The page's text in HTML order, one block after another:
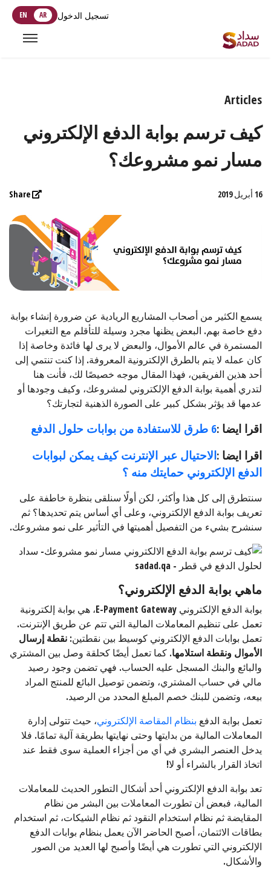
تسجيل الدخول EN AR
Articles
كيف ترسم بوابة الدفع الإلكتروني
مسار نمو مشروعك؟
16 أبريل 2019 Share
يسمع الكثير من أصحاب المشاريع الريادية عن ضرورة إنشاء بوابة
دفع خاصة بهم. البعض يظنها مجرد وسيلة للتأقلم مع التغيرات
المستمرة في عالم الأموال، والبعض لا يرى لها فائدة وخاصة إذا
كان عمله لا يتم بالطرق الإلكترونية المعروفة. إذا كنت تنتمي إلى
أحد هذين الفريقين، فهذا المقال موجه خصيصًا لك، فأنت هنا
لتدري أهمية بوابة الدفع الإلكتروني لمشروعك، وكيف وجودها أو
عدمها قد يؤثر بشكل كبير على الصورة الذهنية لتجارتك؟
اقرا ايضا :6 طرق للاستفادة من بوابات حلول الدفع
اقرا ايضا :الاحتيال عبر الإنترنت كيف يمكن لبوابات
الدفع الإلكتروني حمايتك منه ؟
سنتطرق إلى كل هذا وأكثر، لكن أولًا سنلقى بنظرة خاطفة على
تعريف بوابة الدفع الإلكتروني، وعلى أي أساس يتم تحديدها؟ ثم
سنشرح بشيء من التفصيل أهميتها في التأثير على نمو مشروعك.
ماهي بوابة الدفع الإلكتروني؟
بوابة الدفع الإلكتروني E-Payment Gateway، هي بوابة إلكترونية
تعمل على تنظيم المعاملات المالية التي تتم عن طريق الإنترنت.
تعمل بوابات الدفع الإلكتروني كوسيط بين نقطتين: نقطة إرسال
الأموال ونقطة استلامها. كما تعمل أيضًا كحلقة وصل بين المشتري
والبائع والبنك المسجل عليه الحساب. فهي تضمن وجود رصيد
مالي في حساب المشتري، وتضمن توصيل البائع للمنتج المراد
بيعه، وتضمن للبنك خصم المبلغ المحدد من الرصيد.
تعمل بوابة الدفع بنظام المقاصة الإلكتروني، حيث تتولى إدارة
المعاملات المالية من بدايتها وحتى نهايتها بطريقة آلية تمامًا. فلا
يدخل العنصر البشري في أي من أجزاء العملية سوى فقط عند
اتخاذ القرار بالشراء أو لا!
تعد بوابة الدفع الإلكتروني أحد أشكال التطور الحديث للمعاملات
المالية، فبعض أن تطورت المعاملات بين البشر من نظام
المقايضة ثم نظام استخدام النقود ثم نظام الشيكات، ثم استخدام
بطاقات الائتمان، أصبح الحاضر الآن يعمل بنظام بوابات الدفع
الإلكتروني التي تطورت هي أيضًا وأصبح لها العديد من الصور
والأشكال.